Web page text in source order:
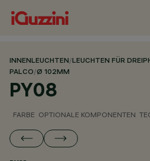
INNENLEUCHTEN/LEUCHTEN FÜR
PALCO/Ø 102MM
PY08
FARBE OPTIONALE KOMPONENTEN